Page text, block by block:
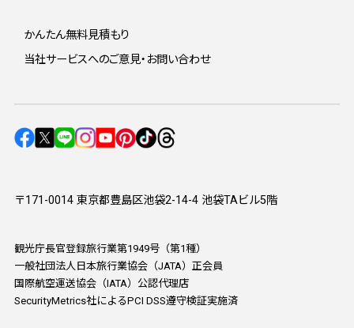
〒171-0014 東京都豊島区池袋2-14-4 池袋TAビル5階
観光庁長官登録旅行業第1949号（第1種）
一般社団法人日本旅行業協会（JATA）正会員
国際航空運送協会（IATA）公認代理店
SecurityMetrics社によるPCI DSS遵守検証実施済
かんたん無料見積もり
当社サービスへのご意見・お問い合わせ